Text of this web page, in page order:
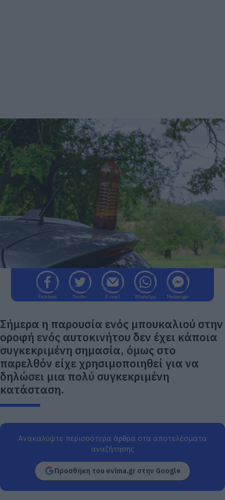
Facebook Twitter E-mail WhatsApp Messenger
Σήμερα η παρουσία ενός μπουκαλιού στην
οροφή ενός αυτοκινήτου δεν έχει κάποια
συγκεκριμένη σημασία, όμως στο
παρελθόν είχε χρησιμοποιηθεί για να
δηλώσει μια πολύ συγκεκριμένη
κατάσταση.
Ανακαλύψτε περισσότερα άρθρα στα αποτελέσματα
αναζήτησης
Προσθήκη του evima.gr στην Google